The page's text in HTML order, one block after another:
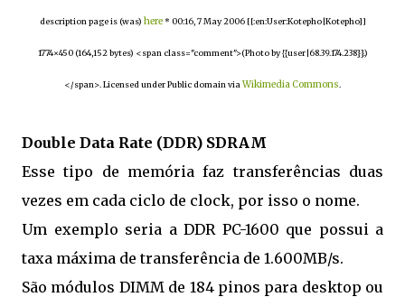
description page is (was) here* 00:16, 7 May 2006 [[:en:User:Kotepho|Kotepho]]
1774×450 (164,152 bytes) <span class="comment">(Photo by {{user|68.39.174.238}}.)
</span>. Licensed under Public domain viaWikimedia Commons
Double Data Rate (DDR) SDRAM
Esse tipo de memória faz transferências duas
vezes em cada ciclo de clock, por isso o nome.
Um exemplo seria a DDR PC-1600 que possui a
taxa máxima de transferência de 1.600MB/s.
São módulos DIMM de 184 pinos para desktop ou